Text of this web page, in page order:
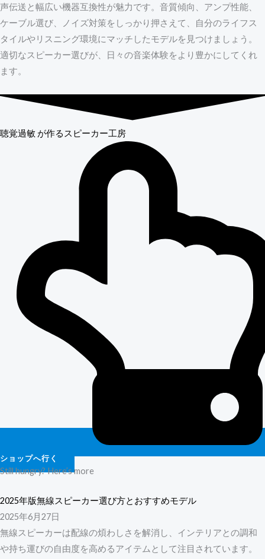
声伝送と幅広い機器互換性が魅力です。音質傾向、アンプ性能、
ケーブル選び、ノイズ対策をしっかり押さえて、自分のライフス
タイルやリスニング環境にマッチしたモデルを見つけましょう。
適切なスピーカー選びが、日々の音楽体験をより豊かにしてくれ
ます。
聴覚過敏 が作るスピーカー工房
ショップへ行く
Still hungry? Here’s more
2025年版無線スピーカー選び方とおすすめモデル
2025年6月27日
無線スピーカーは配線の煩わしさを解消し、インテリアとの調和
や持ち運びの自由度を高めるアイテムとして注目されています。